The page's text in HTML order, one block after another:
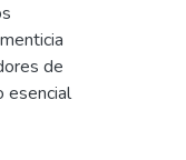
de
esencial